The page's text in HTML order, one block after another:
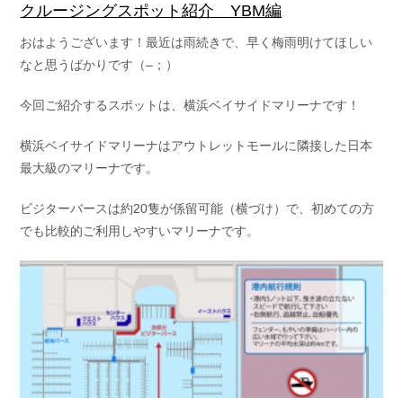
クルージングスポット紹介 YBM編
おはようございます！最近は雨続きで、早く梅雨明けてほしい
なと思うばかりです（–；）
今回ご紹介するスポットは、横浜ベイサイドマリーナです！
横浜ベイサイドマリーナはアウトレットモールに隣接した日本
最大級のマリーナです。
ビジターバースは約20隻が係留可能（横づけ）で、初めての方
でも比較的ご利用しやすいマリーナです。